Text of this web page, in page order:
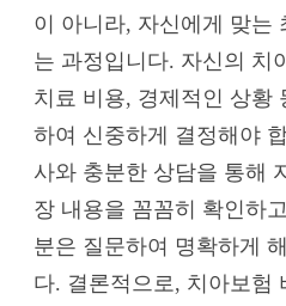
이 아니라, 자신에게 맞는
는 과정입니다. 자신의 치
치료 비용, 경제적인 상황
하여 신중하게 결정해야
사와 충분한 상담을 통해
장 내용을 꼼꼼히 확인하
분은 질문하여 명확하게
다. 결론적으로, 치아보험